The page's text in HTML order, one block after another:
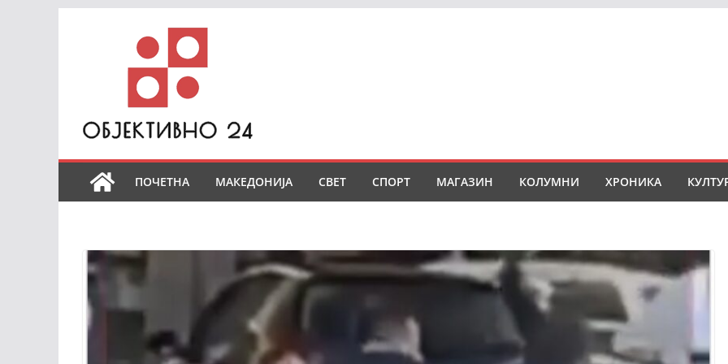
ПОЧЕТНА МАКЕДОНИЈА СВЕТ СПОРТ МАГАЗИН КОЛУМНИ ХРОНИКА